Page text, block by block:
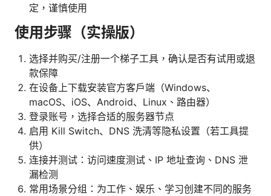
定，谨慎使用
使用步骤（实操版）
选择并购买/注册一个梯子工具，确认是否有试用或退
款保障
在设备上下载安装官方客户端（Windows、
macOS、iOS、Android、Linux、路由器）
登录账号，选择合适的服务器节点
启用 Kill Switch、DNS 洗清等隐私设置（若工具提
供）
连接并测试：访问速度测试、IP 地址查询、DNS 泄
漏检测
常用场景分组：为工作、娱乐、学习创建不同的服务